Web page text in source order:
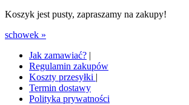
Koszyk jest pusty, zapraszamy na zakupy!
schowek »
Jak zamawiać? |
Regulamin zakupów
Koszty przesyłki |
Termin dostawy
Polityka prywatności